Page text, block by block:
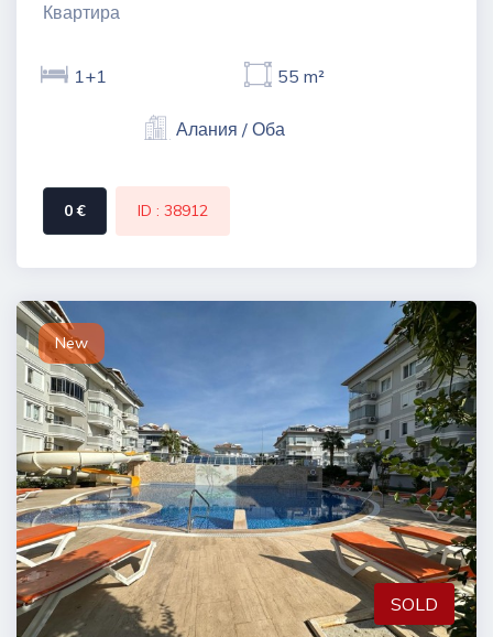
Квартира
1+1 55 m²
Алания / Оба
0 € ID : 38912
New
SOLD